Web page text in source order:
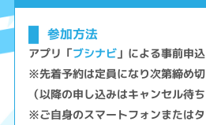
参加方法
アプリ「ブシナビ 」による事前申込
※先着予約は定員になり次第締め
（以降の申し込みはキャンセル待
※ご自身のスマートフォンまたは